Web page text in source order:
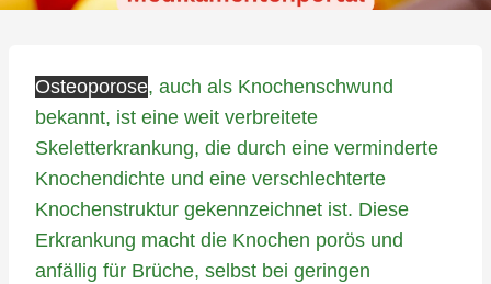
Osteoporose, auch als Knochenschwund
bekannt, ist eine weit verbreitete
Skeletterkrankung, die durch eine verminderte
Knochendichte und eine verschlechterte
Knochenstruktur gekennzeichnet ist. Diese
Erkrankung macht die Knochen porös und
anfällig für Brüche, selbst bei geringen